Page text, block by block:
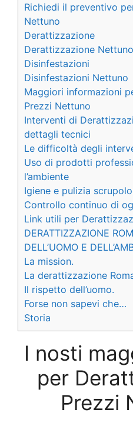
Richiedi il preventivo
Nettuno
Derattizzazione
Derattizzazione Nettuno
Disinfestazioni
Disinfestazioni Nettuno
Maggiori informazioni
Prezzi Nettuno
Interventi di
dettagli tecnici
Le difficoltà degli
Uso di prodotti
l’ambiente
Igiene e pulizia
Controllo continuo di
Link utili per
DERATTIZZAZIONE
DELL’UOMO E
La mission.
La derattizzazione
Il rispetto dell’uomo.
Forse non sapevi che…
Storia
I nosti
per
Prezzi